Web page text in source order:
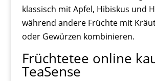
klassisch mit Apfel, Hibiskus und
während andere Früchte mit
oder Gewürzen kombinieren.
Früchtetee online
TeaSense